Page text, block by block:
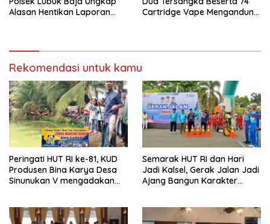
Alasan Hentikan Laporan
Cartridge Vape Mengandung
Rekomendasi untuk kamu
Peringati HUT RI ke-81, KUD
Produsen Bina Karya Desa
Sinunukan V mengadakan
Semarak HUT RI dan Hari
Jadi Kalsel, Gerak Jalan Jadi
Ajang Bangun Karakter